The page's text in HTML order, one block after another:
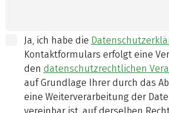
Ja, ich habe die
Kontaktformulars erfolgt eine
den datenschutzrechtlichen
auf Grundlage Ihrer durch das
eine Weiterverarbeitung der
vereinbar ist, auf derselben